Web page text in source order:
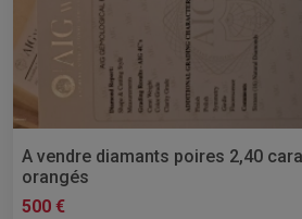
A vendre diamants poires 2,40
orangés
500 €